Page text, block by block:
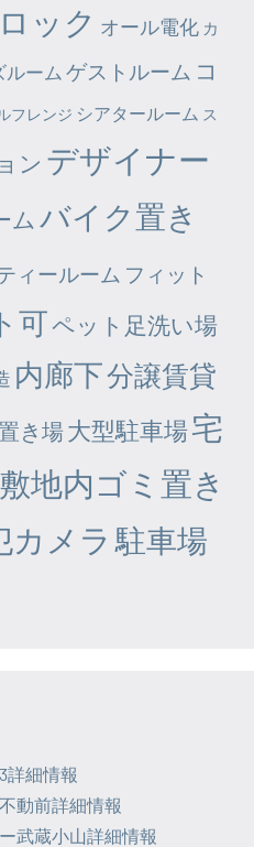
ック オール電化 カ
ルーム ゲストルーム コ
フレンジ シアタールーム ス
ン デザイナー
ム バイク置き
ィールーム フィット
可ペット足洗い場
内廊下分譲賃貸
き場大型駐車場宅
敷地内ゴミ置き
カメラ 駐車場
詳細情報
動前詳細情報
武蔵小山詳細情報